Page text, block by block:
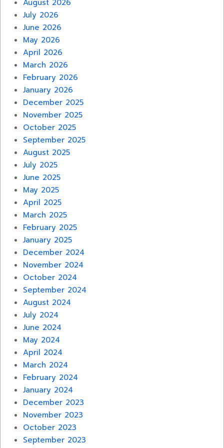
August 2026
July 2026
June 2026
May 2026
April 2026
March 2026
February 2026
January 2026
December 2025
November 2025
October 2025
September 2025
August 2025
July 2025
June 2025
May 2025
April 2025
March 2025
February 2025
January 2025
December 2024
November 2024
October 2024
September 2024
August 2024
July 2024
June 2024
May 2024
April 2024
March 2024
February 2024
January 2024
December 2023
November 2023
October 2023
September 2023